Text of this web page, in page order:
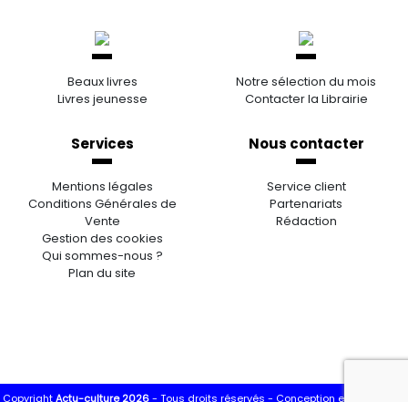
Beaux livres
Livres jeunesse
Notre sélection du mois
Contacter la Librairie
Services
Mentions légales
Conditions Générales de
Vente
Gestion des cookies
Qui sommes-nous ?
Plan du site
Nous contacter
Service client
Partenariats
Rédaction
CopyrightActu-culture 2026- Tous droits réservés - Conception et réalisation